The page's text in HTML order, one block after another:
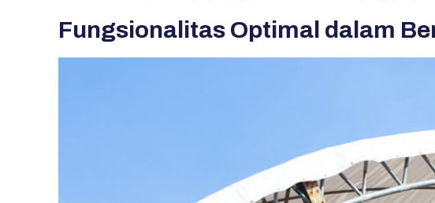
Fungsionalitas Optimal dalam